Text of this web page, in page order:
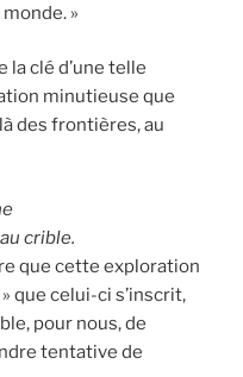
»
la clé d’une telle
minutieuse que
des frontières, au
crible.
que cette exploration
que celui-ci s’inscrit,
pour nous, de
tentative de